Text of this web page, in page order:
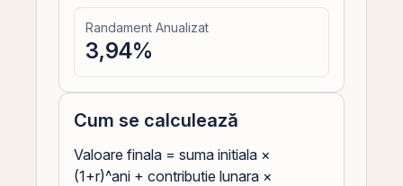
Randament Anualizat
3,94%
Cum se calculează
Valoare finala = suma initiala ×
(1+r)^ani + contributie lunara ×